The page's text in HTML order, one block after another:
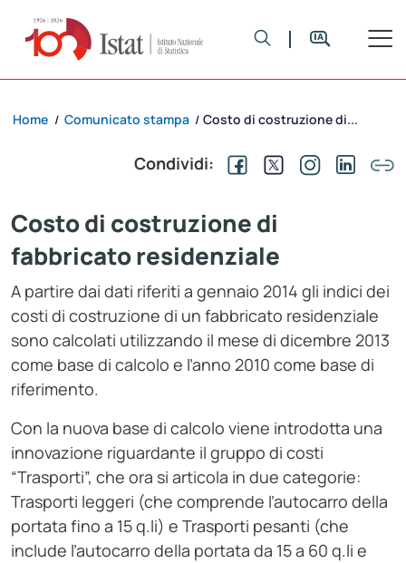
Home / Comunicato stampa / Costo di costruzione di...
Condividi:
Costo di costruzione di
fabbricato residenziale
A partire dai dati riferiti a gennaio 2014 gli indici dei
costi di costruzione di un fabbricato residenziale
sono calcolati utilizzando il mese di dicembre 2013
come base di calcolo e l’anno 2010 come base di
riferimento.
Con la nuova base di calcolo viene introdotta una
innovazione riguardante il gruppo di costi
“Trasporti”, che ora si articola in due categorie:
Trasporti leggeri (che comprende l’autocarro della
portata fino a 15 q.li) e Trasporti pesanti (che
include l’autocarro della portata da 15 a 60 q.li e